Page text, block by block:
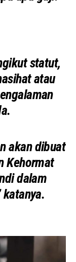
statut,
atau
akan dibuat
Kehormat
dalam
katanya.